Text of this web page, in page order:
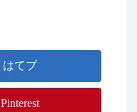
はてブ
Pinterest